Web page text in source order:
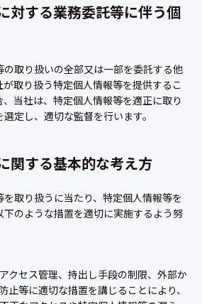
対する業務委託等に伴う個
取り扱いの全部又は一部を委託する他
取り扱う特定個人情報等を提供するこ
当社は、特定個人情報等を適正に取り
定し、適切な監督を行います。
関する基本的な考え方
取り扱うに当たり、特定個人情報等を
のような措置を適切に実施するよう努
クセス管理、持出し手段の制限、外部か
止等に適切な措置を講じることにより、